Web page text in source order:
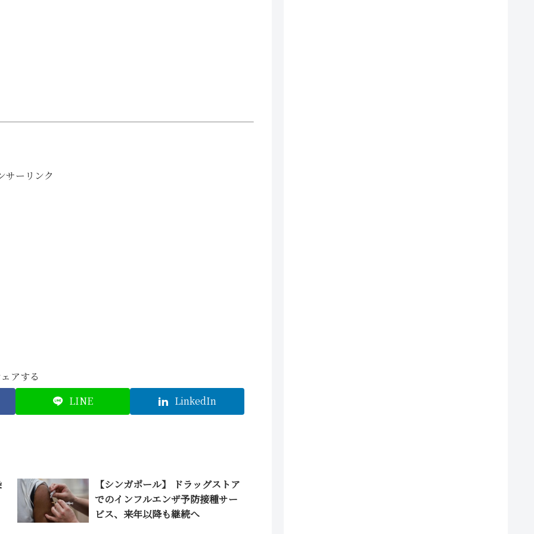
サーリンク
アする
LINE LinkedIn
【シンガポール】 ドラッグストア
でのインフルエンザ予防接種サー
ビス、来年以降も継続へ